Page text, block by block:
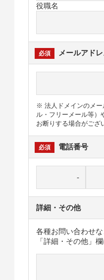
役職名
メールアド
※ 法人ドメインのメー
ル・フリーメール等）
お断りする場合がござ
電話番号
詳細・その他
各種お問い合わせ
「詳細・その他」